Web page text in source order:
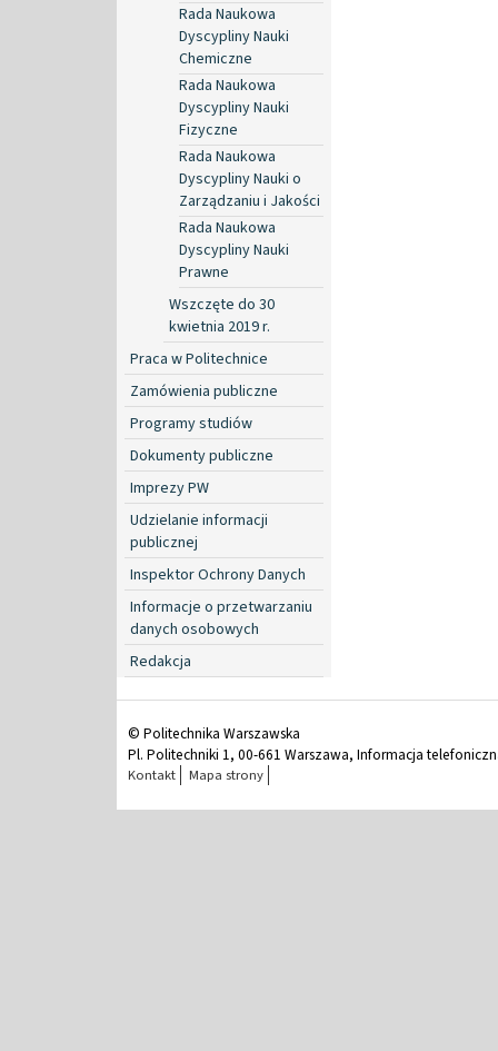
Rada Naukowa
Dyscypliny Nauki
Chemiczne
Rada Naukowa
Dyscypliny Nauki
Fizyczne
Rada Naukowa
Dyscypliny Nauki o
Zarządzaniu i Jakości
Rada Naukowa
Dyscypliny Nauki
Prawne
Wszczęte do 30
kwietnia 2019 r.
Praca w Politechnice
Zamówienia publiczne
Programy studiów
Dokumenty publiczne
Imprezy PW
Udzielanie informacji
publicznej
Inspektor Ochrony Danych
Informacje o przetwarzaniu
danych osobowych
Redakcja
© Politechnika Warszawska
Pl. Politechniki 1, 00-661 Warszawa, Informacja
Kontakt Mapa strony